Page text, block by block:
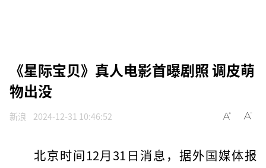
《星际宝贝》真人电影首曝剧照 调皮萌
物出没
新浪 2024-12-31 10:46:52
北京时间12月31日消息，据外国媒体报